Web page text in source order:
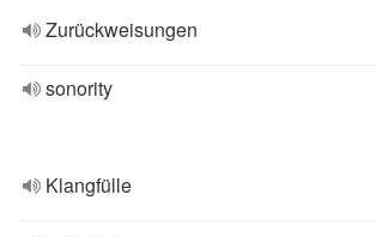
Zurückweisungen
sonority
Klangfülle